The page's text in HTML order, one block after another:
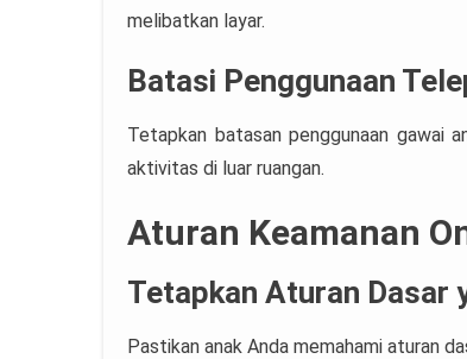
melibatkan layar.
Batasi Penggunaan
Tetapkan batasan penggunaan gawai
aktivitas di luar ruangan.
Aturan Keamanan
Tetapkan Aturan Dasar
Pastikan anak Anda memahami aturan